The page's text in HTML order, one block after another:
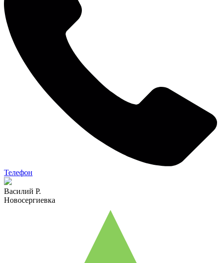
Телефон
Василий Р.
Новосергиевка